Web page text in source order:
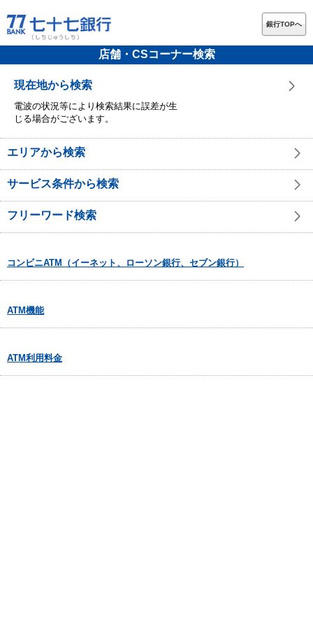
銀行TOPへ
店舗・CSコーナー検索
現在地から検索
電波の状況等により検索結果に誤差が生
じる場合がございます。
エリアから検索
サービス条件から検索
フリーワード検索
コンビニATM（イーネット、ローソン銀行、セブン銀行）
ATM機能
ATM利用料金